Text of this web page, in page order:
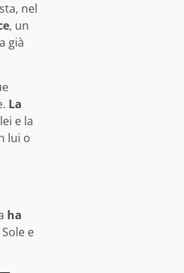
nel
, un
già
La
e la
lui o
ha
e